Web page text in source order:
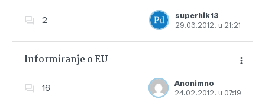
2
superhik13
29.03.2012. u 21:21
Informiranje o EU
16
Anonimno
24.02.2012. u 07:19
Dodajte u favorite